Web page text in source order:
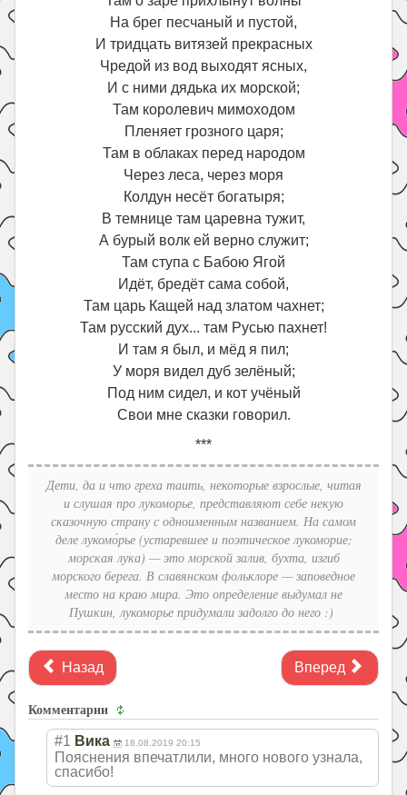
На брег песчаный и пустой,
И тридцать витязей прекрасных
Чредой из вод выходят ясных,
И с ними дядька их морской;
Там королевич мимоходом
Пленяет грозного царя;
Там в облаках перед народом
Через леса, через моря
Колдун несёт богатыря;
В темнице там царевна тужит,
А бурый волк ей верно служит;
Там ступа с Бабою Ягой
Идёт, бредёт сама собой,
Там царь Кащей над златом чахнет;
Там русский дух... там Русью пахнет!
И там я был, и мёд я пил;
У моря видел дуб зелёный;
Под ним сидел, и кот учёный
Свои мне сказки говорил.
***
Дети, да и что греха таить, некоторые взрослые, читая
и слушая про лукоморье, представляют себе некую
сказочную страну с одноименным названием. На самом
деле лукомо́рье (устаревшее и поэтическое лукоморие;
морская лука) — это морской залив, бухта, изгиб
морского берега. В славянском фольклоре — заповедное
место на краю мира. Это определение выдумал не
Пушкин, лукоморье придумали задолго до него :)
Назад Вперед
Комментарии
#1 Вика 18.08.2019 20:15
Пояснения впечатлили, много нового узнала,
спасибо!